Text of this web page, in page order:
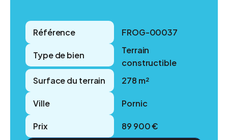
Référence FROG-00037
Type de bien
Terrain
constructible
Surface du terrain
278 m²
Ville Pornic
Prix 89 900 €